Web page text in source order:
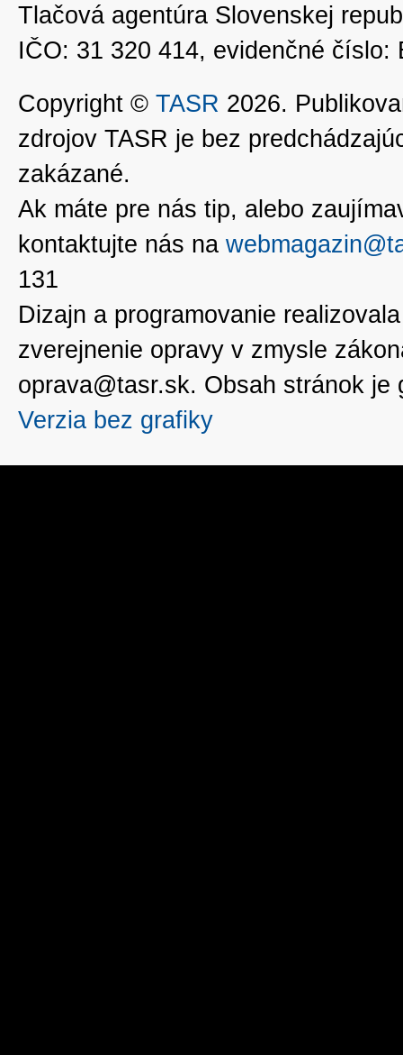
Tlačová agentúra Slovenskej
IČO: 31 320 414, evidenčné číslo:
Copyright © TASR 2026.
zdrojov TASR je bez
zakázané.
Ak máte pre nás tip, alebo
kontaktujte nás na
131
Dizajn a programovanie
zverejnenie opravy v zmysle
oprava@tasr.sk. Obsah stránok
Verzia bez grafiky